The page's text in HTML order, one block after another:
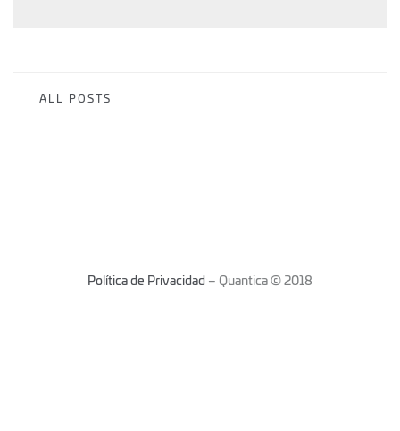
ALL POSTS
Política de Privacidad – Quantica © 2018